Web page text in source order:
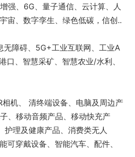
强、6G、量子通信、云计算、人
宙、数字孪生、绿色低碳，信创..
无障碍、5G+工业互联网、工业A
口、智慧采矿、智慧农业/水利、
机、 清终端设备、电脑及周边产
、移动音频产品、移动快充产
护理及健康产品、消费类无人
可穿戴设备、智能汽车、配件、